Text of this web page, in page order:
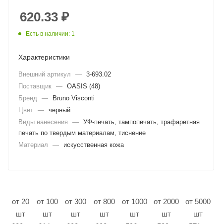
620.33 ₽
Есть в наличии: 1
Характеристики
Внешний артикул — 3-693.02
Поставщик — OASIS (48)
Бренд
—
Bruno Visconti
Цвет — черный
Виды нанесения
— УФ-печать, тампопечать, трафаретная
печать по твердым материалам, тиснение
Материал
— искусственная кожа
от 20
шт
от 100
шт
от 300
шт
от 800
шт
от 1000
шт
от 2000
шт
от 5000
шт